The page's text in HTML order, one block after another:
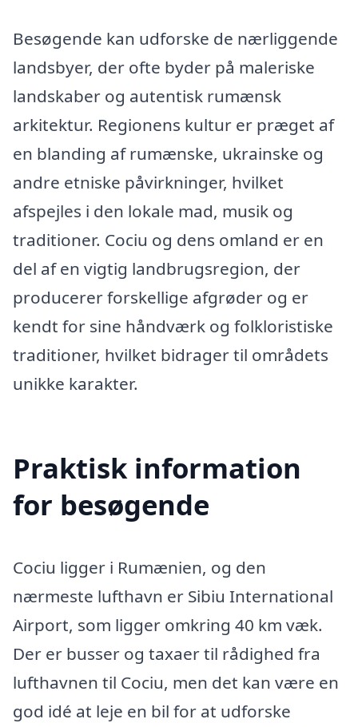
Besøgende kan udforske de nærliggende
landsbyer, der ofte byder på maleriske
landskaber og autentisk rumænsk
arkitektur. Regionens kultur er præget af
en blanding af rumænske, ukrainske og
andre etniske påvirkninger, hvilket
afspejles i den lokale mad, musik og
traditioner. Cociu og dens omland er en
del af en vigtig landbrugsregion, der
producerer forskellige afgrøder og er
kendt for sine håndværk og folkloristiske
traditioner, hvilket bidrager til områdets
unikke karakter.
Praktisk information
for besøgende
Cociu ligger i Rumænien, og den
nærmeste lufthavn er Sibiu International
Airport, som ligger omkring 40 km væk.
Der er busser og taxaer til rådighed fra
lufthavnen til Cociu, men det kan være en
god idé at leje en bil for at udforske